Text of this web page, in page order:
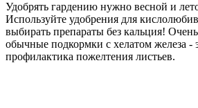
Удобрять гардению нужно весной и
Используйте удобрения для
выбирать препараты без кальция!
обычные подкормки с хелатом железа -
профилактика пожелтения листьев.